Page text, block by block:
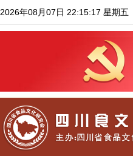
2026年08月07日 22:15:18 星期五